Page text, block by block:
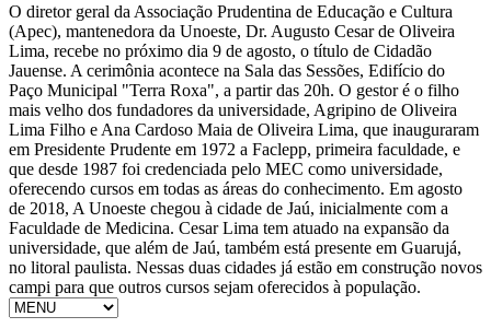
O diretor geral da Associação Prudentina de Educação e Cultura
(Apec), mantenedora da Unoeste, Dr. Augusto Cesar de Oliveira
Lima, recebe no próximo dia 9 de agosto, o título de Cidadão
Jauense. A cerimônia acontece na Sala das Sessões, Edifício do
Paço Municipal "Terra Roxa", a partir das 20h. O gestor é o filho
mais velho dos fundadores da universidade, Agripino de Oliveira
Lima Filho e Ana Cardoso Maia de Oliveira Lima, que inauguraram
em Presidente Prudente em 1972 a Faclepp, primeira faculdade, e
que desde 1987 foi credenciada pelo MEC como universidade,
oferecendo cursos em todas as áreas do conhecimento. Em agosto
de 2018, A Unoeste chegou à cidade de Jaú, inicialmente com a
Faculdade de Medicina. Cesar Lima tem atuado na expansão da
universidade, que além de Jaú, também está presente em Guarujá,
no litoral paulista. Nessas duas cidades já estão em construção novos
campi para que outros cursos sejam oferecidos à população.